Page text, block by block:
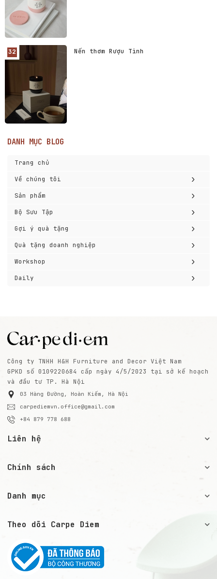
Nến thơm Rượu Tình
DANH MỤC BLOG
Trang chủ
Về chúng tôi
›
Sản phẩm ›
Bộ Sưu Tập ›
Gợi ý quà tặng ›
Quà tặng doanh nghiệp ›
Workshop ›
Daily ›
Công ty TNHH H&H Furniture and Decor Việt Nam
GPKD số 0109220684 cấp ngày 4/5/2023 tại sở kế hoạch
và đầu tư TP. Hà Nội
03 Hàng Đường, Hoàn Kiếm, Hà Nội
carpediemvn.office@gmail.com
+84 879 778 688
Liên hệ
Chính sách
Danh mục
Theo dõi Carpe Diem